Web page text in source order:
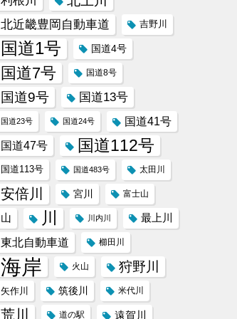
北近畿豊岡自動車道 吉野川
国道1号 国道4号
国道7号 国道8号
国道9号 国道13号
国道23号 国道24号 国道41号
国道47号 国道112号
国道113号 国道483号 太田川
安倍川 宮川 富士山
山 川 川内川 最上川
東北自動車道 櫛田川
海岸 火山 狩野川
矢作川 筑後川 米代川
荒川 道の駅 遠賀川